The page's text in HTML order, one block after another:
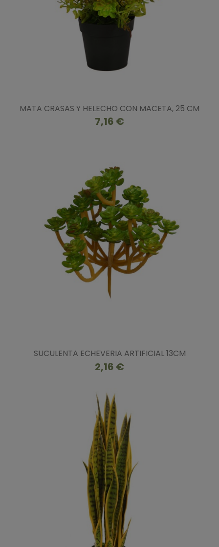
MATA CRASAS Y HELECHO CON MACETA, 25 CM
7,16 €
SUCULENTA ECHEVERIA ARTIFICIAL 13CM
2,16 €